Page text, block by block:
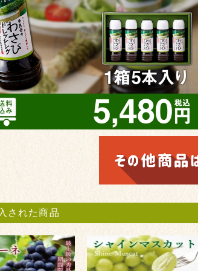
された商品